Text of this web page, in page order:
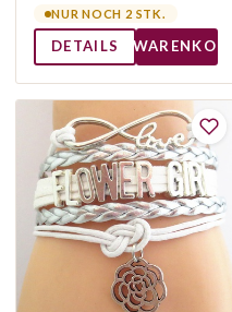
NUR NOCH 2 STK.
DETAILS WARENKORB